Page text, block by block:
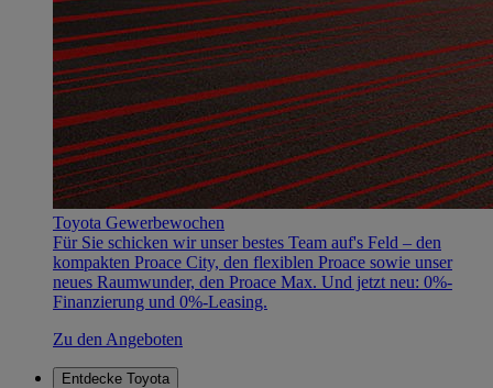
Toyota Gewerbewochen
Für Sie schicken wir unser bestes Team auf's Feld – den
kompakten Proace City, den flexiblen Proace sowie unser
neues Raumwunder, den Proace Max. Und jetzt neu: 0%-
Finanzierung und 0%-Leasing.
Zu den Angeboten
Entdecke Toyota